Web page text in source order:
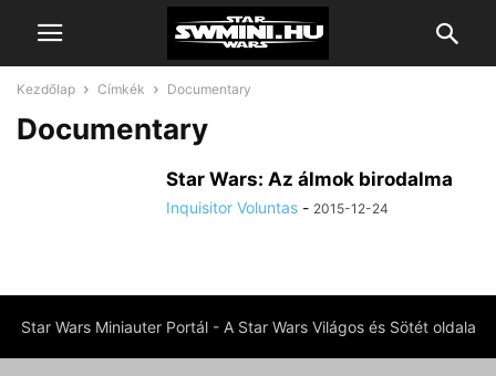
Kezdőlap Címkék Documentary
Documentary
Star Wars: Az álmok birodalma
Inquisitor Voluntas - 2015-12-24
Star Wars Miniauter Portál - A Star Wars Világos és Sötét oldala